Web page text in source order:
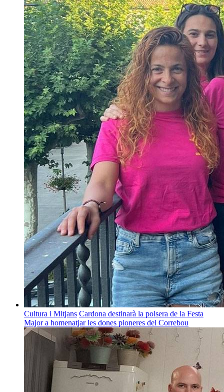
Cultura i Mitjans Cardona destinarà la polsera de la Festa
Major a homenatjar les dones pioneres del Correbou